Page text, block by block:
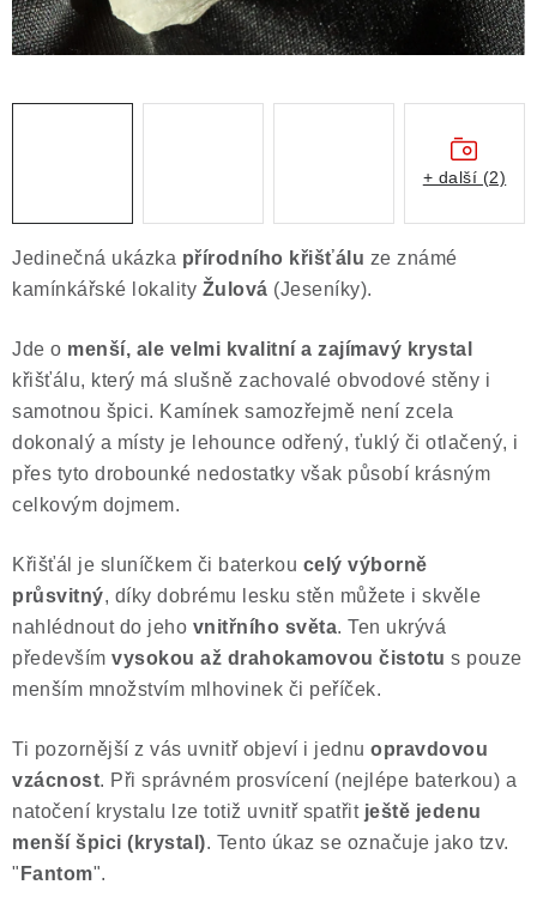
VIDEOGALERIE
Výkup minerálů a drahých kamenů
Formulář pro odstoupení od smlouvy
Poučení o právu na odstoupení od smlouvy
Jedinečná ukázka přírodního křišťálu ze známé
kamínkářské lokality Žulová (Jeseníky).
Jde o menší, ale velmi kvalitní a zajímavý krystal
křišťálu, který má slušně zachovalé obvodové stěny i
samotnou špici. Kamínek samozřejmě není zcela
dokonalý a místy je lehounce odřený, ťuklý či otlačený, i
přes tyto drobounké nedostatky však působí krásným
celkovým dojmem.
Křišťál je sluníčkem či baterkou celý výborně
průsvitný, díky dobrému lesku stěn můžete i skvěle
nahlédnout do jeho vnitřního světa. Ten ukrývá
především vysokou až drahokamovou čistotu s pouze
menším množstvím mlhovinek či peříček.
Ti pozornější z vás uvnitř objeví i jednu opravdovou
vzácnost. Při správném prosvícení (nejlépe baterkou) a
natočení krystalu lze totiž uvnitř spatřitještě jedenu
menší špici (krystal). Tento úkaz se označuje jako tzv.
" Fantom".
+ další (2)